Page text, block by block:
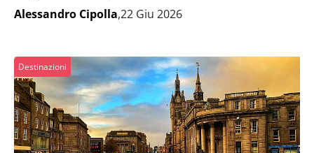
Alessandro Cipolla,22 Giu 2026
Destinazioni